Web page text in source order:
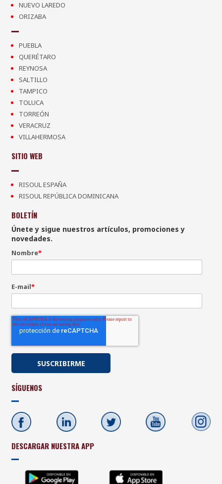
NUEVO LAREDO
ORIZABA
PUEBLA
QUERÉTARO
REYNOSA
SALTILLO
TAMPICO
TOLUCA
TORREÓN
VERACRUZ
VILLAHERMOSA
SITIO WEB
RISOUL ESPAÑA
RISOUL REPÚBLICA DOMINICANA
BOLETÍN
Únete y sigue nuestros artículos, promociones y
novedades.
Nombre*
E-mail*
SÍGUENOS
DESCARGAR NUESTRA APP